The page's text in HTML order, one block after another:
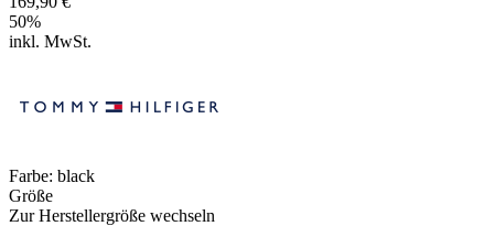
50%
inkl. MwSt.
Farbe: black
Größe
Zur Herstellergröße wechseln